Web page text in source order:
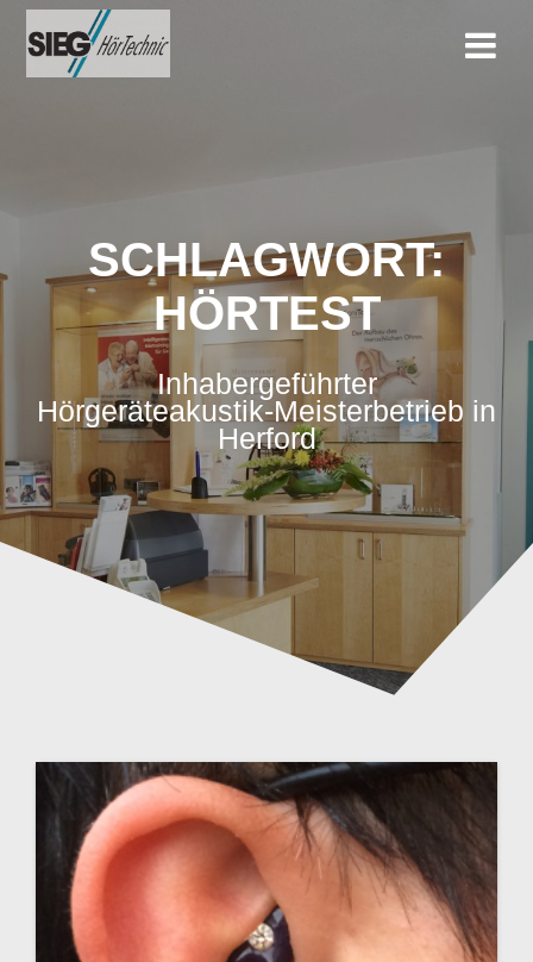
SCHLAGWORT:
HÖRTEST
Inhabergeführter
Hörgeräteakustik-Meisterbetrieb in
Herford